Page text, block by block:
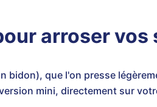
arroser vos
bidon), que l'on presse
mini, directement sur